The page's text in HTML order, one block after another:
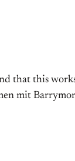
that this
mit